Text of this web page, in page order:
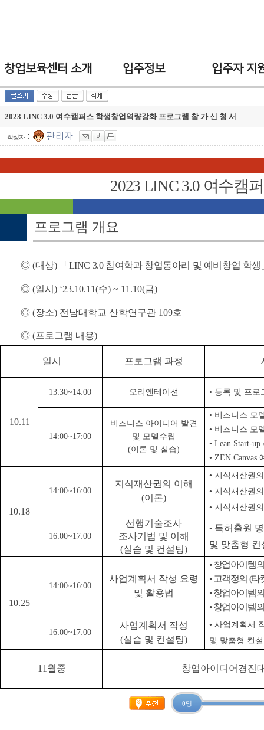
창업보육센터 소개 입주정보 입주자 지
2023 LINC 3.0 여수캠퍼스 학생창업역량강화 프로그램 참 가 신 청 서
작성자: 관리자
2023 LINC 3.0 여수캠
프로그램 개요
◎(대상) 「 LINC 3.0 참여학과 창업동아리 및 예비창업 학생
◎(일시) ‘23.10.11(수) ~ 11.10(금)
◎(장소) 전남대학교 산학연구관 109호
◎(프로그램 내용)
일시 프로그램 과정
10.11
13:30~14:00 오리엔테이션 • 등록 및 프로
14:00~17:00
비즈니스 아이디어 발견
및 모델수립
(이론 및 실습)
• 비즈니스 모
• 비즈니스 모
• Lean Start-up
• ZEN Canvas
10.18
14:00~16:00
지식재산권의 이해
(이론)
• 지식재산권
• 지식재산권
• 지식재산권
16:00~17:00
선행기술조사
조사기법 및 이해
(실습 및 컨설팅)
• 특허출원
및 맞춤형 컨
10.25
14:00~16:00
사업계획서 작성 요령
및 활용법
•창업아이템
• 고객정의 (타
•창업아이템
•창업아이템
16:00~17:00
사업계획서 작성
(실습 및 컨설팅)
• 사업계획서
및 맞춤형 컨
11 월중 창업아이디어경진
0 명